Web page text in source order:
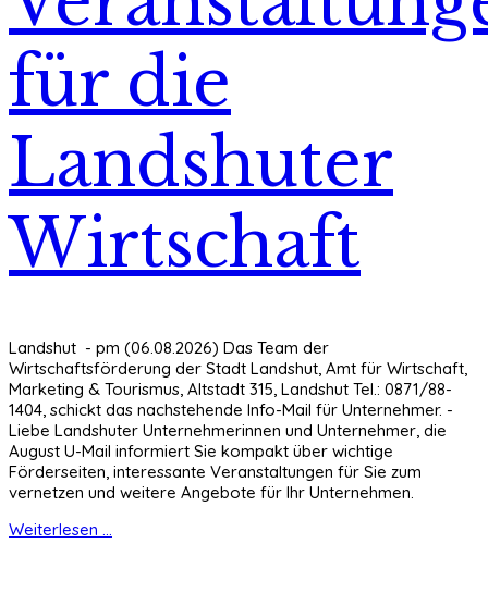
für die
Landshuter
Wirtschaft
Landshut - pm (06.08.2026) Das Team der
Wirtschaftsförderung der Stadt Landshut, Amt für Wirtschaft,
Marketing & Tourismus, Altstadt 315, Landshut Tel.: 0871/88-
1404, schickt das nachstehende Info-Mail für Unternehmer. -
Liebe Landshuter Unternehmerinnen und Unternehmer, die
August U-Mail informiert Sie kompakt über wichtige
Förderseiten, interessante Veranstaltungen für Sie zum
vernetzen und weitere Angebote für Ihr Unternehmen.
Weiterlesen ...